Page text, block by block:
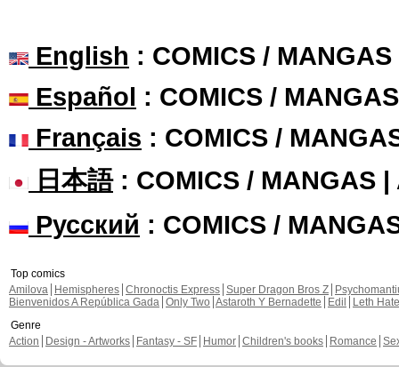
English : COMICS /
Español : COMICS /
Français : COMICS /
日本語: COMICS / MANGAS |
Русский : COMICS /
Top comics
Amilova
Hemispheres Chronoctis Express Super Dragon Bros Z
Bienvenidos A República Gada Only Two Astaroth Y Bernadette Edil
Leth Hate
Genre
Action
Design - Artworks Fantasy - SF Humor Children's books Romance